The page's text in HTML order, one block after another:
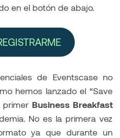
en el botón de abajo.
de Eventscase no
hemos lanzado el “Save
primer Business Breakfast
No es la primera vez
ya que durante un